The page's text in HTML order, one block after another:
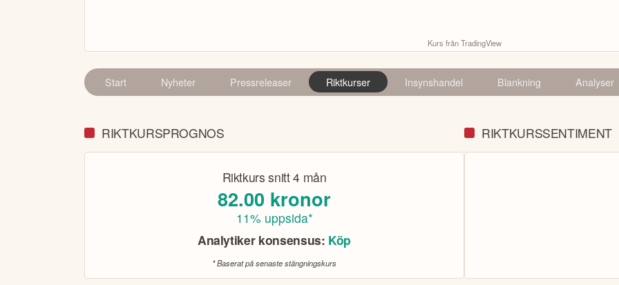
Kurs från TradingView
Start Nyheter Pressreleaser Riktkurser Insynshandel Blankning Analyser
RIKTKURSPROGNOS
Riktkurs snitt4 mån
82.00 kronor
11% uppsida*
Analytiker konsensus: Köp
* Baserat på senaste stängningskurs
RIKTKURSSENTIMENT